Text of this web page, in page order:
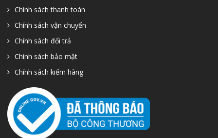
Chính sách thanh toán
Chính sách vận chuyển
Chính sách đổi trả
Chính sách bảo mật
Chính sách kiểm hàng